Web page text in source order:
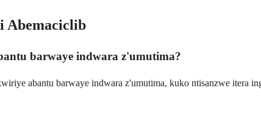
Abemaciclib
barwaye indwara z'umutima?
abantu barwaye indwara z'umutima, kuko ntisanzwe itera